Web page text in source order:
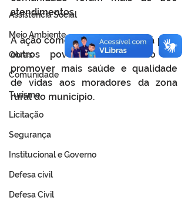
Assistência Social
Meio Ambiente
Obras
Comunidade
Turismo
Licitação
Segurança
Institucional e Governo
Defesa cívil
Defesa Civil
atendimentos.
A ação como está se estenderá para
outros povoados no intuito de
promover mais saúde e qualidade
de vidas aos moradores da zona
rural do município.